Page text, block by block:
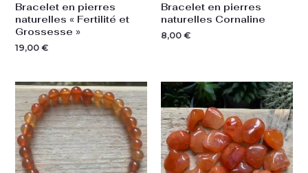
Bracelet en pierres
naturelles « Fertilité et
Grossesse »
19,00 €
Bracelet en pierres
naturelles Cornaline
8,00 €